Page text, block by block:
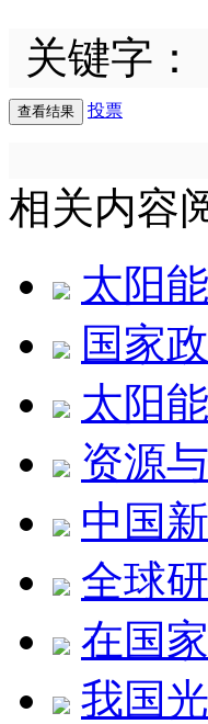
关键字：
投票
相关内容
太阳
国家
太阳
资源
中国
全球
在国
我国